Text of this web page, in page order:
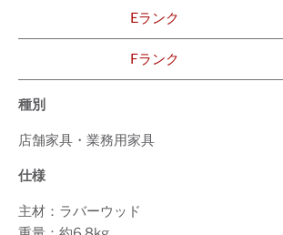
Eランク
Fランク
種別
店舗家具・業務用家具
仕様
主材：ラバーウッド